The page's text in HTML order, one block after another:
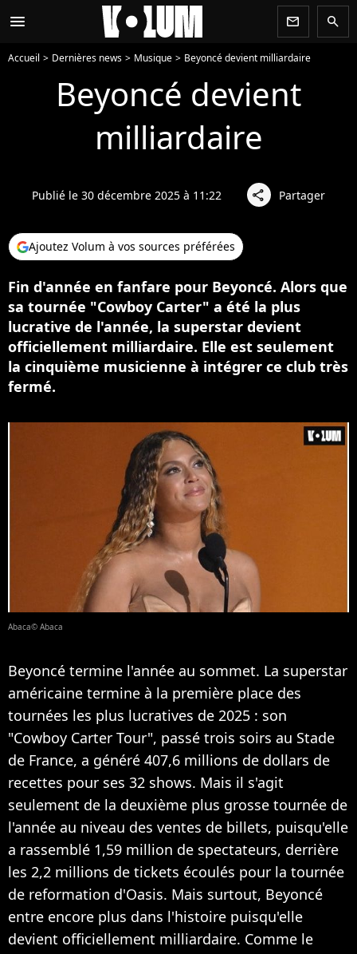
menu newsletter search
Accueil Dernières news Musique Beyoncé devient milliardaire
Beyoncé devient
milliardaire
Publié le 30 décembre 2025 à 11:22 share Partager
Ajoutez Volum à vos sources préférées
Fin d'année en fanfare pour Beyoncé. Alors que
sa tournée "Cowboy Carter" a été la plus
lucrative de l'année, la superstar devient
officiellement milliardaire. Elle est seulement
la cinquième musicienne à intégrer ce club très
fermé.
Abaca© Abaca
Beyoncé termine l'année au sommet. La superstar
américaine termine à la première place des
tournées les plus lucratives de 2025 : son
"Cowboy Carter Tour", passé trois soirs au Stade
de France, a généré 407,6 millions de dollars de
recettes pour ses 32 shows. Mais il s'agit
seulement de la deuxième plus grosse tournée de
l'année au niveau des ventes de billets, puisqu'elle
a rassemblé 1,59 million de spectateurs, derrière
les 2,2 millions de tickets écoulés pour la tournée
de reformation d'Oasis. Mais surtout, Beyoncé
entre encore plus dans l'histoire puisqu'elle
devient officiellement milliardaire. Comme le